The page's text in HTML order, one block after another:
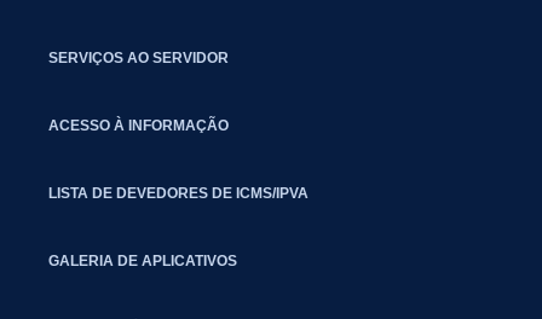
SERVIÇOS AO SERVIDOR
ACESSO À INFORMAÇÃO
LISTA DE DEVEDORES DE ICMS/IPVA
GALERIA DE APLICATIVOS